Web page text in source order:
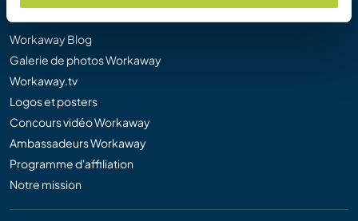
Communauté
Workaway Blog
Galerie de photos Workaway
Workaway.tv
Logos et posters
Concours vidéo Workaway
Ambassadeurs Workaway
Programme d'affiliation
Notre mission